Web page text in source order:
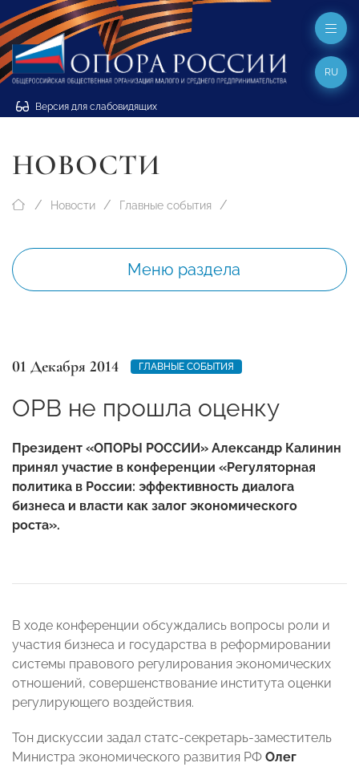
Версия для слабовидящих
RU
НОВОСТИ
Новости Главные события
Меню раздела
01 Декабря 2014 ГЛАВНЫЕ СОБЫТИЯ
ОРВ не прошла оценку
Президент «ОПОРЫ РОССИИ» Александр Калинин
принял участие в конференции «Регуляторная
политика в России: эффективность диалога
бизнеса и власти как залог экономического
роста».
В ходе конференции обсуждались вопросы роли и
участия бизнеса и государства в реформировании
системы правового регулирования экономических
отношений, совершенствование института оценки
регулирующего воздействия.
Тон дискуссии задал статс-секретарь-заместитель
Министра экономического развития РФ Олег